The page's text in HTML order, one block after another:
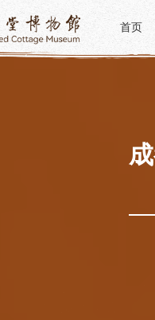
首页